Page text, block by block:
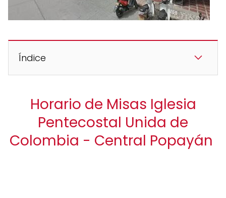
Índice
Horario de Misas Iglesia
Pentecostal Unida de
Colombia - Central Popayán